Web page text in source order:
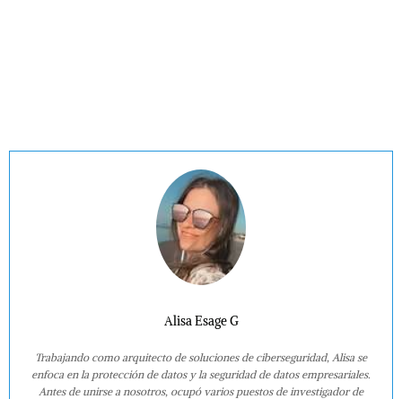
Alisa Esage G
Trabajando como arquitecto de soluciones de ciberseguridad, Alisa se
enfoca en la protección de datos y la seguridad de datos empresariales.
Antes de unirse a nosotros, ocupó varios puestos de investigador de